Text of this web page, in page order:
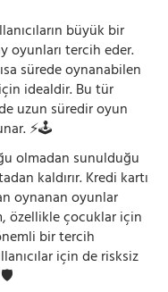
büyük bir
oyunları tercih eder.
sürede oynanabilen
idealdir. Bu tür
uzun süredir oyun
⚡🕹️
olmadan sunulduğu
kaldırır. Kredi kartı
oynanan oyunlar
özellikle çocuklar için
bir tercih
için de risksiz